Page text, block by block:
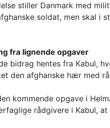
stiller Danmark med
soldat, men skal i
fra lignende opgaver
bidrag hentes fra Kabul,
den afghanske hær med
kommende opgave i
rådgivere i Kabul,